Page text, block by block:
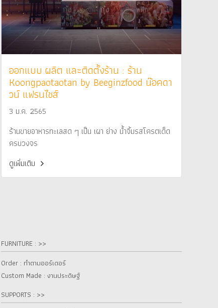
ออกแบบ ผลิต และติดตั้งร้าน : ร้าน
Koongpaotaotan by Beeginzfood น๊อคดา
วน์ แฟรนไชส์
3 ม.ค. 2565
ร้านขายอาหารทะเลสด ๆ เป็น เผา ย่าง น้ำจิ้มรสโครตเด็ด
ครบวงจร
ดูเพิ่มเติม
FURNITURE : >>
Order : ทำตามออร์เดอร์
Custom Made : งานประดิษฐ์
SUPPORTS : >>